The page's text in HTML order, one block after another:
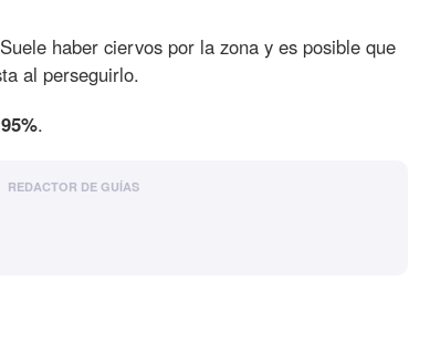
haber ciervos por la zona y es posible que
al perseguirlo.
.
REDACTOR DE GUÍAS